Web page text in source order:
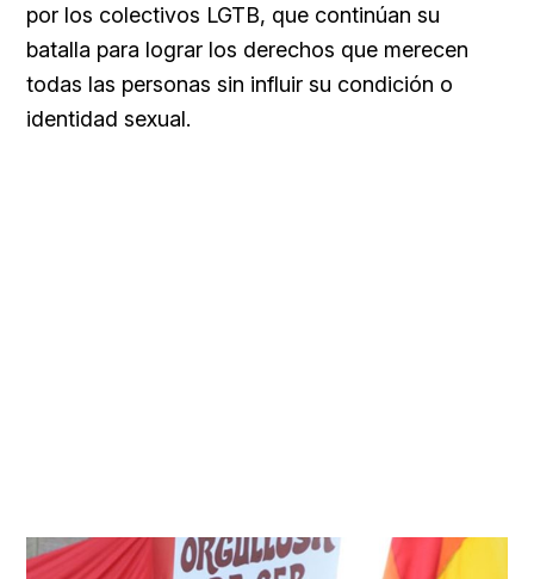
por los colectivos LGTB, que continúan su
batalla para lograr los derechos que merecen
todas las personas sin influir su condición o
identidad sexual.